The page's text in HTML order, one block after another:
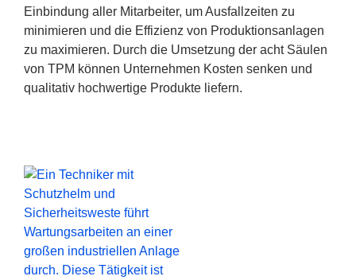
Einbindung aller Mitarbeiter, um Ausfallzeiten zu
minimieren und die Effizienz von Produktionsanlagen
zu maximieren. Durch die Umsetzung der acht Säulen
von TPM können Unternehmen Kosten senken und
qualitativ hochwertige Produkte liefern.